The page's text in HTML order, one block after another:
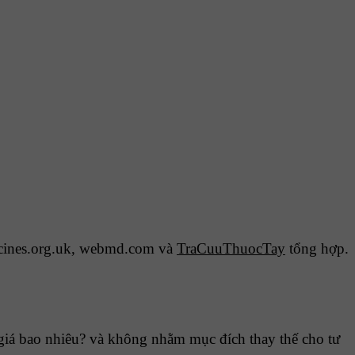
webmd.com và TraCuuThuocTay tổng hợp.
bao nhiêu? và không nhằm mục đích thay thế cho tư